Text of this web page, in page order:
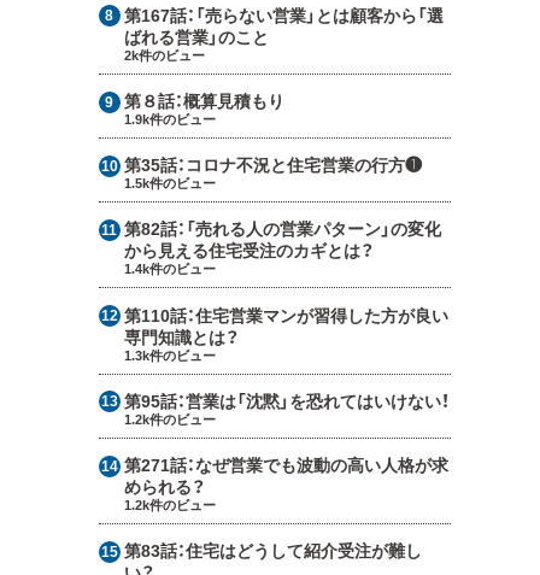
第167話： 「売らない営業」とは顧客から「選
ばれる営業」のこと
2k件のビュー
第８話：概算見積もり
1.9k件のビュー
第35話： コロナ不況と住宅営業の行方❶
1.5k件のビュー
第82話： 「売れる人の営業パターン」の変化
から見える住宅受注のカギとは？
1.4k件のビュー
第110話：住宅営業マンが習得した方が良い
専門知識とは？
1.3k件のビュー
第95話：営業は「沈黙」を恐れてはいけない！
1.2k件のビュー
第271話：なぜ営業でも波動の高い人格が求
められる？
1.2k件のビュー
第83話：住宅はどうして紹介受注が難し